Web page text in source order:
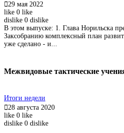
29 мая 2022
like 0 like
dislike 0 dislike
В этом выпуске: 1. Глава Норильска
Заксобранию комплексный план
уже сделано - и...
Межвидовые тактические
Итоги недели
28 августа 2020
like 0 like
dislike 0 dislike